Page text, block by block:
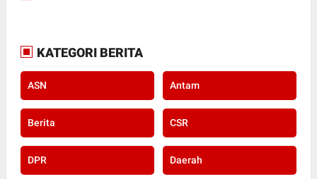
KATEGORI BERITA
ASN Antam
Berita CSR
DPR Daerah